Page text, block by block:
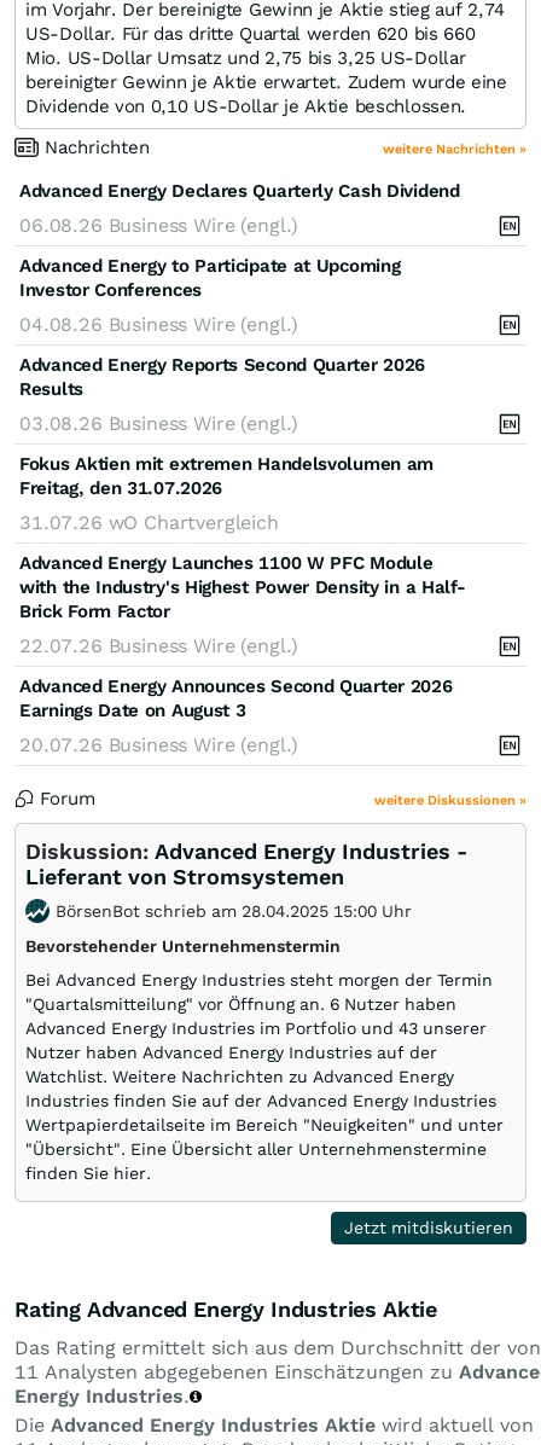
im Vorjahr. Der bereinigte Gewinn je Aktie stieg auf 2,74
US-Dollar. Für das dritte Quartal werden 620 bis 660
Mio. US-Dollar Umsatz und 2,75 bis 3,25 US-Dollar
bereinigter Gewinn je Aktie erwartet. Zudem wurde eine
Dividende von 0,10 US-Dollar je Aktie beschlossen.
Nachrichten
weitere Nachrichten »
Advanced Energy Declares Quarterly Cash Dividend
06.08.26 Business Wire (engl.)
Advanced Energy to Participate at Upcoming
Investor Conferences
04.08.26 Business Wire (engl.)
Advanced Energy Reports Second Quarter 2026
Results
03.08.26 Business Wire (engl.)
Fokus Aktien mit extremen Handelsvolumen am
Freitag, den 31.07.2026
31.07.26 wO Chartvergleich
Advanced Energy Launches 1100 W PFC Module
with the Industry's Highest Power Density in a Half-
Brick Form Factor
22.07.26 Business Wire (engl.)
Advanced Energy Announces Second Quarter 2026
Earnings Date on August 3
20.07.26 Business Wire (engl.)
Forum weitere Diskussionen »
Diskussion: Advanced Energy Industries -
Lieferant von Stromsystemen
BörsenBot schrieb am 28.04.2025 15:00 Uhr
Bevorstehender Unternehmenstermin
Bei Advanced Energy Industries steht morgen der Termin
"Quartalsmitteilung" vor Öffnung an. 6 Nutzer haben
Advanced Energy Industries im Portfolio und 43 unserer
Nutzer haben Advanced Energy Industries auf der
Watchlist. Weitere Nachrichten zu Advanced Energy
Industries finden Sie auf der Advanced Energy Industries
Wertpapierdetailseite im Bereich "Neuigkeiten" und unter
"Übersicht". Eine Übersicht aller Unternehmenstermine
finden Sie hier.
Jetzt mitdiskutieren
Rating Advanced Energy Industries Aktie
Das Rating ermittelt sich aus dem Durchschnitt der von
11 Analysten abgegebenen Einschätzungen zu
Energy Industries.
Die Advanced Energy Industries Aktie wird aktuell von